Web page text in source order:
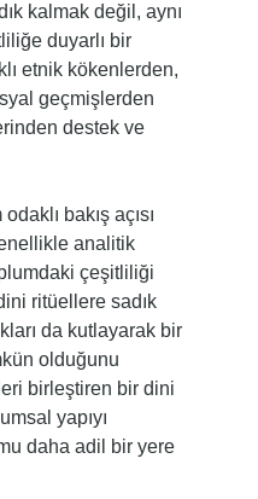
kalmak değil, aynı
duyarlı bir
etnik kökenlerden,
geçmişlerden
destek ve
bakış açısı
analitik
çeşitliliği
ritüellere sadık
da kutlayarak bir
olduğunu
birleştiren bir dini
yapıyı
daha adil bir yere